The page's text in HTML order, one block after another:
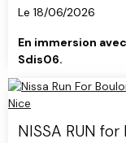
Le 18/06/2026
En immersion
Sdis06.
NISSA RUN for